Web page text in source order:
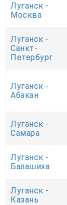
Луганск -
Москва
Луганск -
Санкт-
Петербург
Луганск -
Абакан
Луганск -
Самара
Луганск -
Балашиха
Луганск -
Казань